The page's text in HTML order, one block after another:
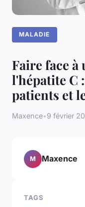
MALADIE
Faire face
l'hépatite C
patients et
Maxence•9 février
M Maxence
TAGS